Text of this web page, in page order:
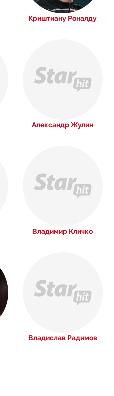
Криштиану Роналду
Александр Жулин
Владимир Кличко
Владислав Радимов